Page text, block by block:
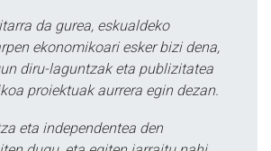
da gurea, eskualdeko
ekonomikoari esker bizi dena,
diru-laguntzak eta publizitatea
proiektuak aurrera egin dezan.
eta independentea den